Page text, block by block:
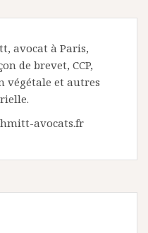
avocat à Paris,
de brevet, CCP,
végétale et autres
avocats.fr